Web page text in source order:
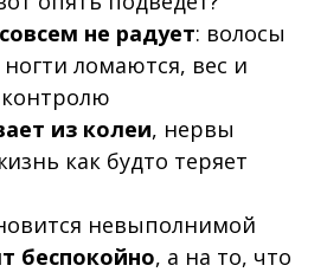
не радует: волосы
ломаются, вес и
из колеи, нервы
как будто теряет
невыполнимой
беспокойно, а на то, что